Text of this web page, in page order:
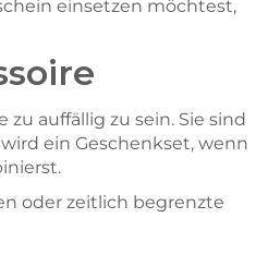
einsetzen möchtest,
auffällig zu sein. Sie sind
ein Geschenkset, wenn
oder zeitlich begrenzte